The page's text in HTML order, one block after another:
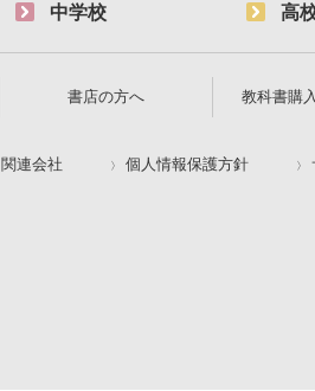
中学校 高
書店の方へ 教科書購
関連会社 個人情報保護方針